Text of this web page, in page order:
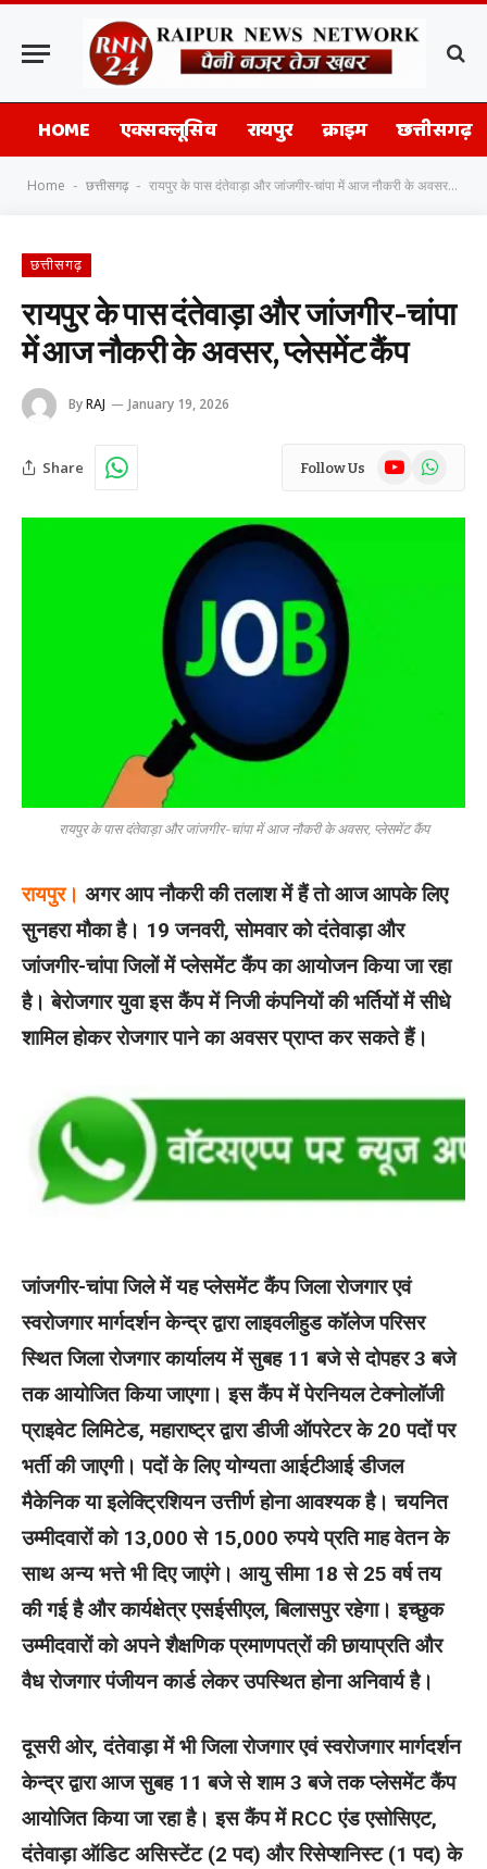
HOME एक्सक्लूसिव रायपुर क्राइम छत्तीसगढ़
Home - छत्तीसगढ़ - रायपुर के पास दंतेवाड़ा और जांजगीर-चांपा में आज नौकरी के अवसर, प्लेसमेंट कैंप
छत्तीसगढ़
रायपुर के पास दंतेवाड़ा और जांजगीर-चांपा
में आज नौकरी के अवसर, प्लेसमेंट कैंप
ByRAJ January 19, 2026
Share Follow Us YouTubeWhatsApp
रायपुर के पास दंतेवाड़ा और जांजगीर-चांपा में आज नौकरी के अवसर, प्लेसमेंट कैंप
रायपुर। अगर आप नौकरी की तलाश में हैं तो आज आपके लिए
सुनहरा मौका है। 19 जनवरी, सोमवार को दंतेवाड़ा और
जांजगीर-चांपा जिलों में प्लेसमेंट कैंप का आयोजन किया जा रहा
है। बेरोजगार युवा इस कैंप में निजी कंपनियों की भर्तियों में सीधे
शामिल होकर रोजगार पाने का अवसर प्राप्त कर सकते हैं।
जांजगीर-चांपा जिले में यह प्लेसमेंट कैंप जिला रोजगार एवं
स्वरोजगार मार्गदर्शन केन्द्र द्वारा लाइवलीहुड कॉलेज परिसर
स्थित जिला रोजगार कार्यालय में सुबह 11 बजे से दोपहर 3 बजे
तक आयोजित किया जाएगा। इस कैंप में पेरनियल टेक्नोलॉजी
प्राइवेट लिमिटेड, महाराष्ट्र द्वारा डीजी ऑपरेटर के 20 पदों पर
भर्ती की जाएगी। पदों के लिए योग्यता आईटीआई डीजल
मैकेनिक या इलेक्ट्रिशियन उत्तीर्ण होना आवश्यक है। चयनित
उम्मीदवारों को 13,000 से 15,000 रुपये प्रति माह वेतन के
साथ अन्य भत्ते भी दिए जाएंगे। आयु सीमा 18 से 25 वर्ष तय
की गई है और कार्यक्षेत्र एसईसीएल, बिलासपुर रहेगा। इच्छुक
उम्मीदवारों को अपने शैक्षणिक प्रमाणपत्रों की छायाप्रति और
वैध रोजगार पंजीयन कार्ड लेकर उपस्थित होना अनिवार्य है।
दूसरी ओर, दंतेवाड़ा में भी जिला रोजगार एवं स्वरोजगार मार्गदर्शन
केन्द्र द्वारा आज सुबह 11 बजे से शाम 3 बजे तक प्लेसमेंट कैंप
आयोजित किया जा रहा है। इस कैंप में RCC एंड एसोसिएट,
दंतेवाड़ा ऑडिट असिस्टेंट (2 पद) और रिसेप्शनिस्ट (1 पद) के